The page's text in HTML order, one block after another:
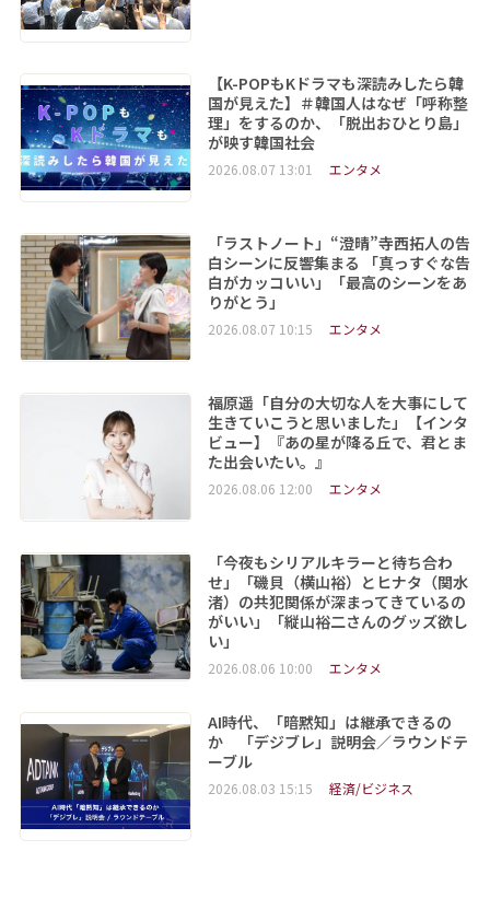
【K-POPもKドラマも深読みしたら韓
国が見えた】＃韓国人はなぜ「呼称整
理」をするのか、「脱出おひとり島」
が映す韓国社会
2026.08.07 13:01 エンタメ
「ラストノート」“澄晴”寺西拓人の告
白シーンに反響集まる 「真っすぐな告
白がカッコいい」「最高のシーンをあ
りがとう」
2026.08.07 10:15 エンタメ
福原遥「自分の大切な人を大事にして
生きていこうと思いました」【インタ
ビュー】『あの星が降る丘で、君とま
た出会いたい。』
2026.08.06 12:00 エンタメ
「今夜もシリアルキラーと待ち合わ
せ」「磯貝（横山裕）とヒナタ（関水
渚）の共犯関係が深まってきているの
がいい」「縦山裕二さんのグッズ欲し
い」
2026.08.06 10:00 エンタメ
AI時代、「暗黙知」は継承できるの
か 「デジブレ」説明会／ラウンドテ
ーブル
2026.08.03 15:15 経済/ビジネス